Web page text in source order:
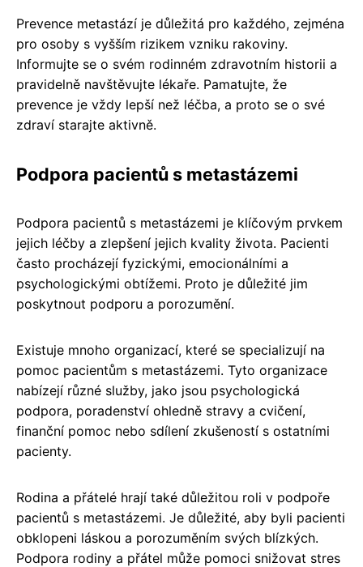
Prevence metastází je důležitá pro každého, zejména
pro osoby s vyšším rizikem vzniku rakoviny.
Informujte se o svém rodinném zdravotním historii a
pravidelně navštěvujte lékaře. Pamatujte, že
prevence je vždy lepší než léčba, a proto se o své
zdraví starajte aktivně.
Podpora pacientů s metastázemi
Podpora pacientů s metastázemi je klíčovým prvkem
jejich léčby a zlepšení jejich kvality života. Pacienti
často procházejí fyzickými, emocionálními a
psychologickými obtížemi. Proto je důležité jim
poskytnout podporu a porozumění.
Existuje mnoho organizací, které se specializují na
pomoc pacientům s metastázemi. Tyto organizace
nabízejí různé služby, jako jsou psychologická
podpora, poradenství ohledně stravy a cvičení,
finanční pomoc nebo sdílení zkušeností s ostatními
pacienty.
Rodina a přátelé hrají také důležitou roli v podpoře
pacientů s metastázemi. Je důležité, aby byli pacienti
obklopeni láskou a porozuměním svých blízkých.
Podpora rodiny a přátel může pomoci snižovat stres